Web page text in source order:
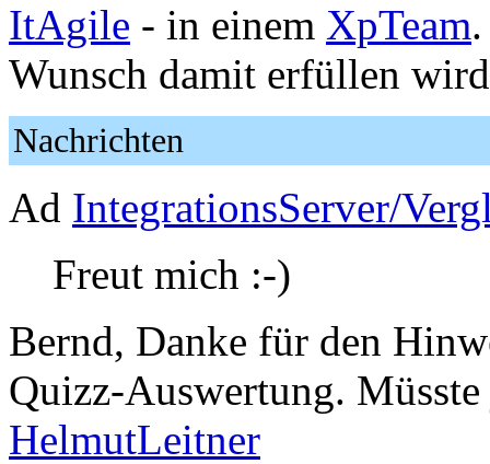
ItAgile - in einem XpTeam
Wunsch damit erfüllen
Nachrichten
Ad IntegrationsServer/
Freut mich :-)
Bernd, Danke für den
Quizz-Auswertung.
HelmutLeitner